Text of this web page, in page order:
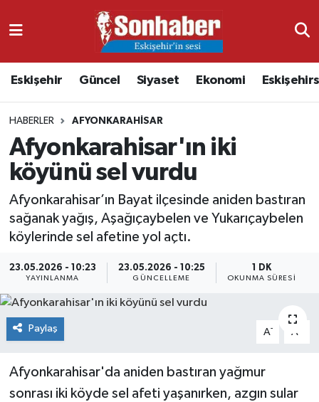
Eskişehir Güncel Siyaset Ekonomi
HABERLER AFYONKARAHISAR
Afyonkarahisar'ın iki
köyünü sel vurdu
Afyonkarahisar’ın Bayat ilçesinde aniden bastıran
sağanak yağış, Aşağıçaybelen ve Yukarıçaybelen
köylerinde sel afetine yol açtı.
23.05.2026 - 10:23
YAYINLANMA
23.05.2026 - 10:25
GÜNCELLEME
1 DK
OKUNMA SÜRESI
Paylaş A- A
Afyonkarahisar'da aniden bastıran yağmur
sonrası iki köyde sel afeti yaşanırken, azgın sular
Ekonomi
Güncel
Kültür & Sanat
Magazin
Resmi İlanlar
Sağlık
Siyaset
Spor
Nöbetçi Eczaneler
Namaz Vakitleri
Trafik Durumu
Süper Lig Puan Durumu ve Fikstür
Tüm Manşetler
Son Dakika Haberleri
Haber Arşivi